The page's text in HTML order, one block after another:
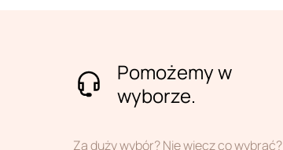
Pomożemy w
wyborze.
Za duży wybór? Nie wiecz co wybrać?